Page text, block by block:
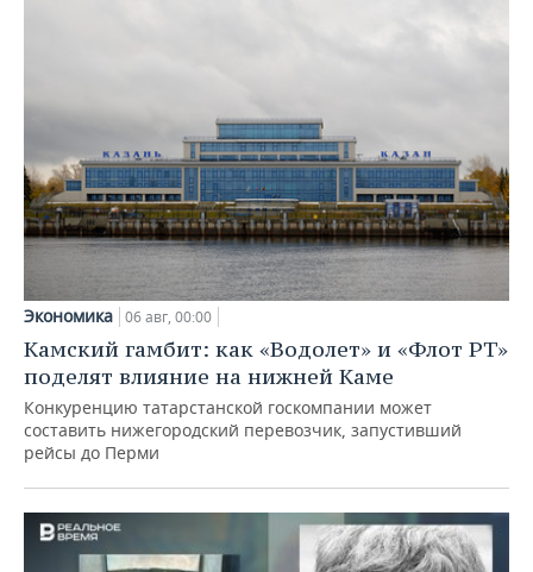
Экономика 06 авг, 00:00
Камский гамбит: как «Водолет» и «Флот РТ»
поделят влияние на нижней Каме
Конкуренцию татарстанской госкомпании может
составить нижегородский перевозчик, запустивший
рейсы до Перми